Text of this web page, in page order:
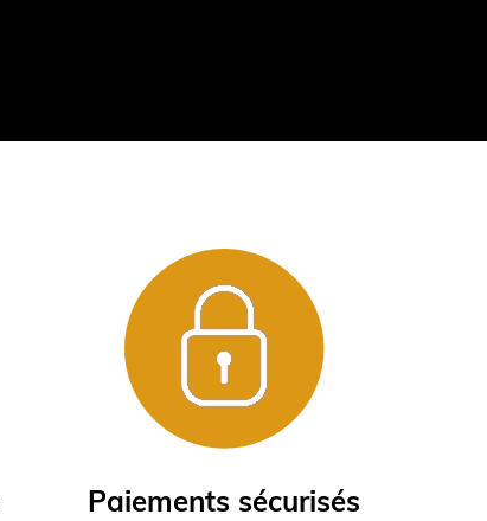
Paiements sécurisés